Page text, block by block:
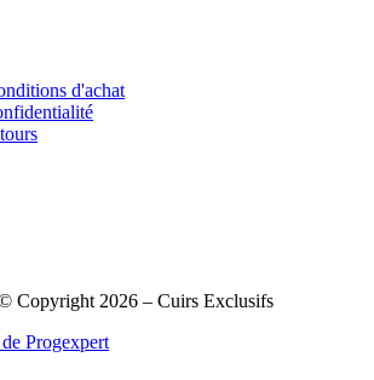
d'achat
Copyright 2026 – Cuirs Exclusifs